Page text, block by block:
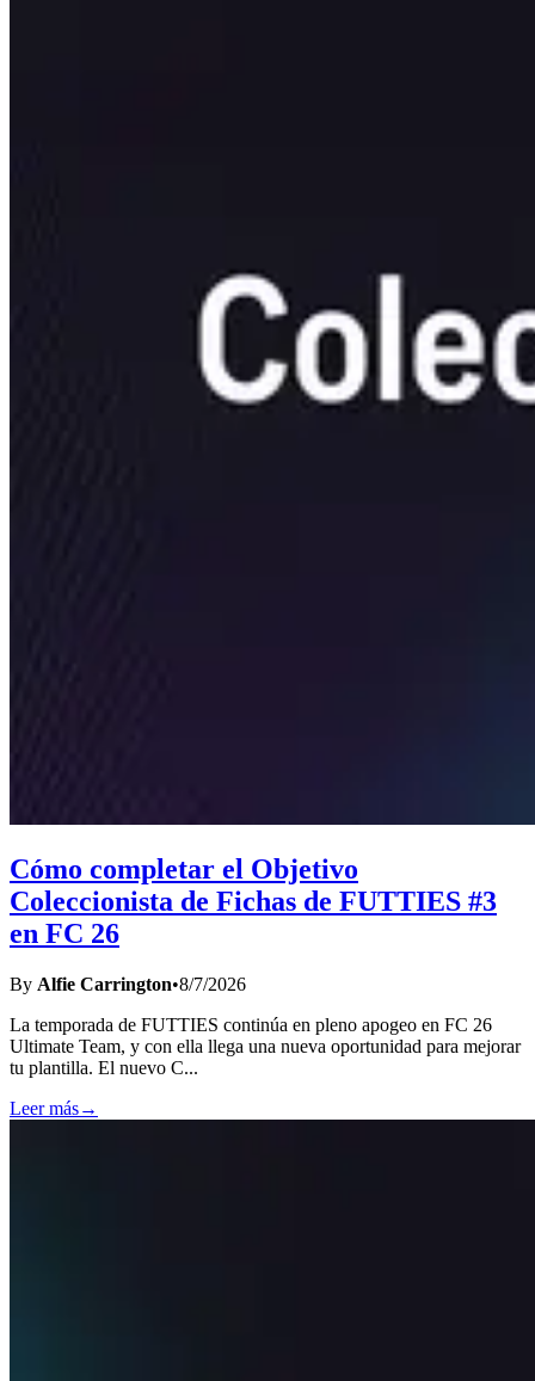
Cómo completar el Objetivo
Coleccionista de Fichas de FUTTIES #3
en FC 26
By Alfie Carrington•8/7/2026
La temporada de FUTTIES continúa en pleno apogeo en FC 26
Ultimate Team, y con ella llega una nueva oportunidad para mejorar
tu plantilla. El nuevo C...
Leer más→